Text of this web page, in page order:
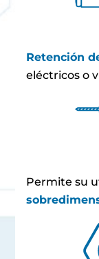
Retención
eléctricos o
Permite su